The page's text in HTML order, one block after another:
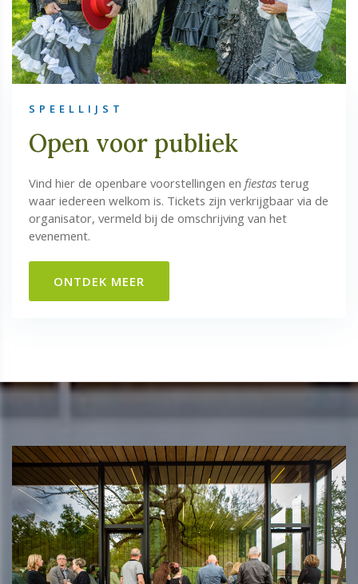
SPEELLIJST
Open voor publiek
Vind hier de openbare voorstellingen en fiestasterug
waar iedereen welkom is. Tickets zijn verkrijgbaar via de
organisator, vermeld bij de omschrijving van het
evenement.
ONTDEK MEER